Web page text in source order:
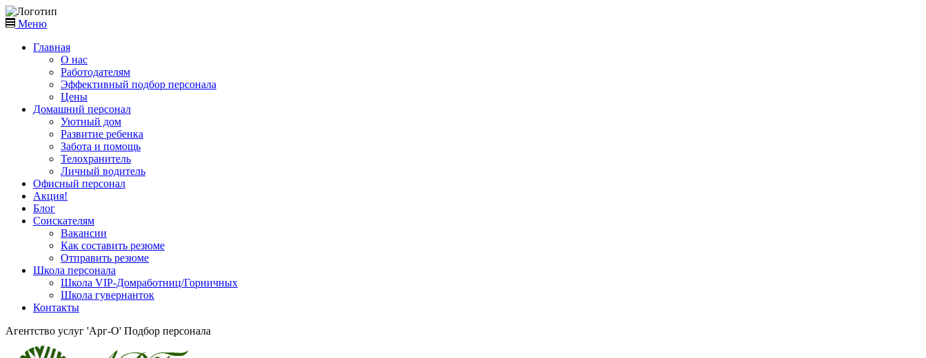
Меню
Главная
О нас
Работодателям
Эффективный подбор персонала
Цены
Домашний персонал
Уютный дом
Развитие ребенка
Забота и помощь
Телохранитель
Личный водитель
Офисный персонал
Акция!
Блог
Соискателям
Вакансии
Как составить резюме
Отправить резюме
Школа персонала
Школа VIP-Домработниц/Горничных
Школа гувернанток
Контакты
Агентство услуг 'Арг-О' Подбор персонала